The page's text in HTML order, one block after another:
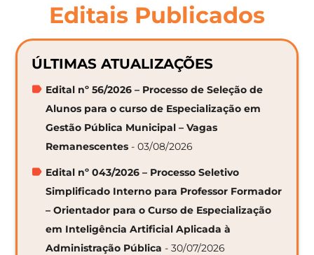
Editais Publicados
ÚLTIMAS ATUALIZAÇÕES
Edital nº 56/2026 – Processo de Seleção de
Alunos para o curso de Especialização em
Gestão Pública Municipal – Vagas
Remanescentes - 03/08/2026
Edital nº 043/2026 – Processo Seletivo
Simplificado Interno para Professor Formador
– Orientador para o Curso de Especialização
em Inteligência Artificial Aplicada à
Administração Pública - 30/07/2026